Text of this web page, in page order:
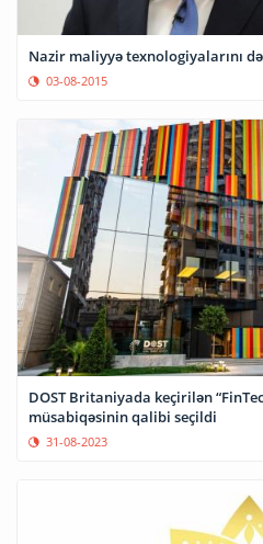
Nazir maliyyə texnologiyalarını
03-08-2015
DOST Britaniyada keçirilən
müsabiqəsinin qalibi seçildi
31-08-2023